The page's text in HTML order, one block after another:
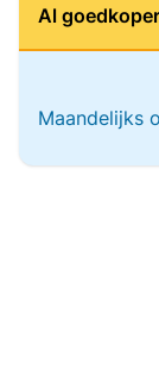
Al
Maandelijks